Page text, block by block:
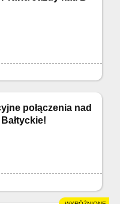
połączenia nad